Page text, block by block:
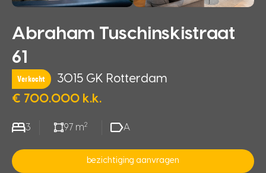
Abraham Tuschinskistraat
61
Verkocht
3015 GK Rotterdam
€ 700.000 k.k.
3 97 m2 A
bezichtiging aanvragen